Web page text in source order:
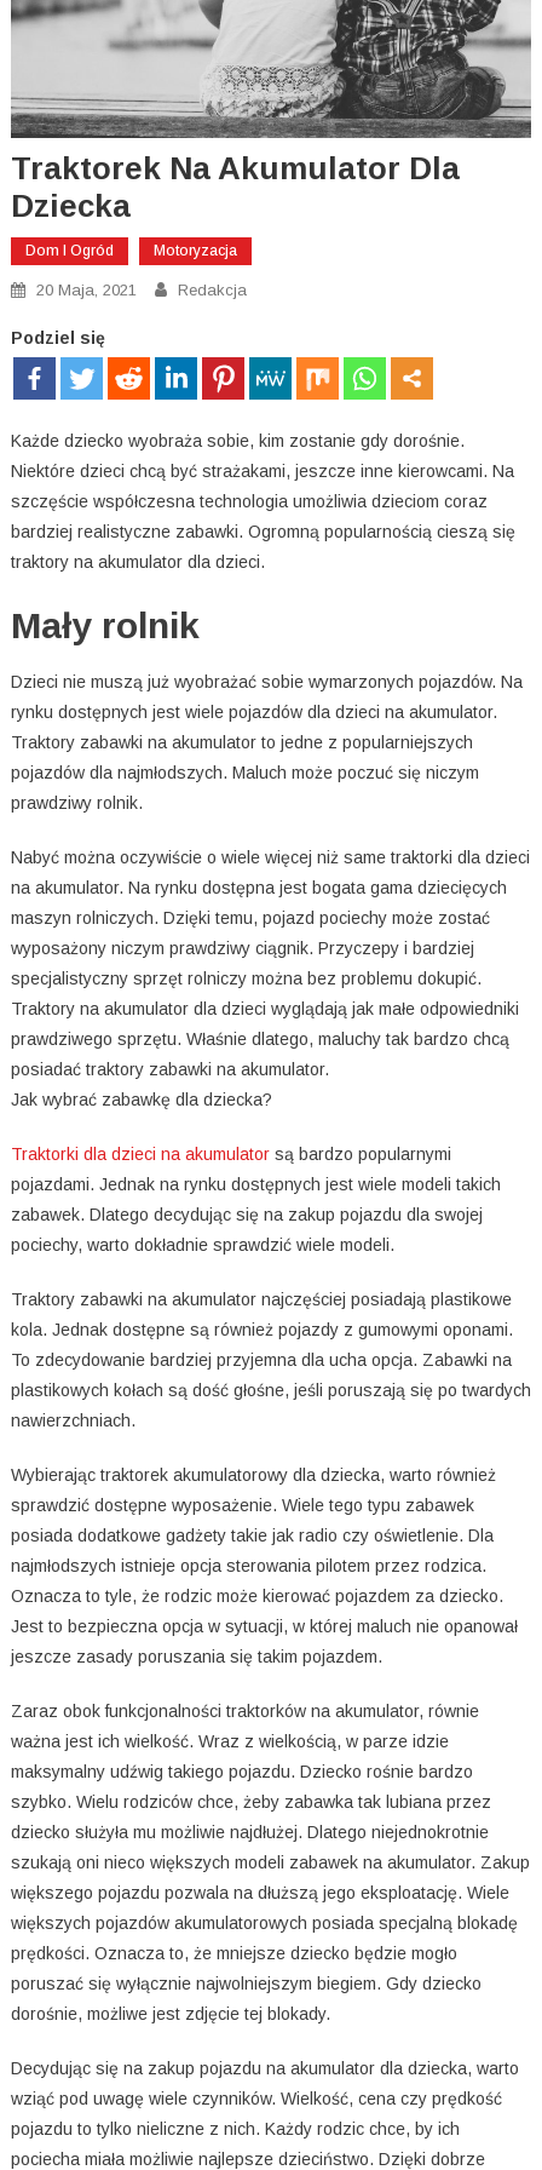
Traktorek Na Akumulator Dla
Dziecka
Dom I Ogród Motoryzacja
20 Maja, 2021 Redakcja
Podziel się
Każde dziecko wyobraża sobie, kim zostanie gdy dorośnie.
Niektóre dzieci chcą być strażakami, jeszcze inne kierowcami. Na
szczęście współczesna technologia umożliwia dzieciom coraz
bardziej realistyczne zabawki. Ogromną popularnością cieszą się
traktory na akumulator dla dzieci.
Mały rolnik
Dzieci nie muszą już wyobrażać sobie wymarzonych pojazdów. Na
rynku dostępnych jest wiele pojazdów dla dzieci na akumulator.
Traktory zabawki na akumulator to jedne z popularniejszych
pojazdów dla najmłodszych. Maluch może poczuć się niczym
prawdziwy rolnik.
Nabyć można oczywiście o wiele więcej niż same traktorki dla dzieci
na akumulator. Na rynku dostępna jest bogata gama dziecięcych
maszyn rolniczych. Dzięki temu, pojazd pociechy może zostać
wyposażony niczym prawdziwy ciągnik. Przyczepy i bardziej
specjalistyczny sprzęt rolniczy można bez problemu dokupić.
Traktory na akumulator dla dzieci wyglądają jak małe odpowiedniki
prawdziwego sprzętu. Właśnie dlatego, maluchy tak bardzo chcą
posiadać traktory zabawki na akumulator.
Jak wybrać zabawkę dla dziecka?
Traktorki dla dzieci na akumulatorsą bardzo popularnymi
pojazdami. Jednak na rynku dostępnych jest wiele modeli takich
zabawek. Dlatego decydując się na zakup pojazdu dla swojej
pociechy, warto dokładnie sprawdzić wiele modeli.
Traktory zabawki na akumulator najczęściej posiadają plastikowe
kola. Jednak dostępne są również pojazdy z gumowymi oponami.
To zdecydowanie bardziej przyjemna dla ucha opcja. Zabawki na
plastikowych kołach są dość głośne, jeśli poruszają się po twardych
nawierzchniach.
Wybierając traktorek akumulatorowy dla dziecka, warto również
sprawdzić dostępne wyposażenie. Wiele tego typu zabawek
posiada dodatkowe gadżety takie jak radio czy oświetlenie. Dla
najmłodszych istnieje opcja sterowania pilotem przez rodzica.
Oznacza to tyle, że rodzic może kierować pojazdem za dziecko.
Jest to bezpieczna opcja w sytuacji, w której maluch nie opanował
jeszcze zasady poruszania się takim pojazdem.
Zaraz obok funkcjonalności traktorków na akumulator, równie
ważna jest ich wielkość. Wraz z wielkością, w parze idzie
maksymalny udźwig takiego pojazdu. Dziecko rośnie bardzo
szybko. Wielu rodziców chce, żeby zabawka tak lubiana przez
dziecko służyła mu możliwie najdłużej. Dlatego niejednokrotnie
szukają oni nieco większych modeli zabawek na akumulator. Zakup
większego pojazdu pozwala na dłuższą jego eksploatację. Wiele
większych pojazdów akumulatorowych posiada specjalną blokadę
prędkości. Oznacza to, że mniejsze dziecko będzie mogło
poruszać się wyłącznie najwolniejszym biegiem. Gdy dziecko
dorośnie, możliwe jest zdjęcie tej blokady.
Decydując się na zakup pojazdu na akumulator dla dziecka, warto
wziąć pod uwagę wiele czynników. Wielkość, cena czy prędkość
pojazdu to tylko nieliczne z nich. Każdy rodzic chce, by ich
pociecha miała możliwie najlepsze dzieciństwo. Dzięki dobrze